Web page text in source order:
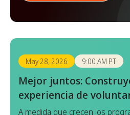
May 28, 2026 9:00 AM PT
Mejor juntos:
experiencia de
interrupciones con
A medida que crecen los